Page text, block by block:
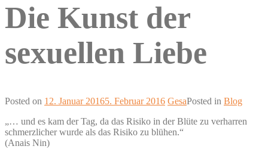
Die Kunst der
sexuellen Liebe
Posted on 12. Januar 20165. Februar 2016 GesaPosted in Blog
„… und es kam der Tag, da das Risiko in der Blüte zu verharren
schmerzlicher wurde als das Risiko zu blühen.“
(Anais Nin)